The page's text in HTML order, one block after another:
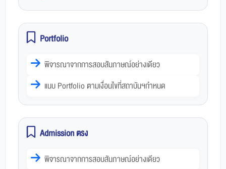
Portfolio
พิจารณาจากการสอบสัมภาษณ์อย่างเดียว
แนบ Portfolio ตามเงื่อนไขที่สถาบันฯกำหนด
Admission ตรง
พิจารณาจากการสอบสัมภาษณ์อย่างเดียว